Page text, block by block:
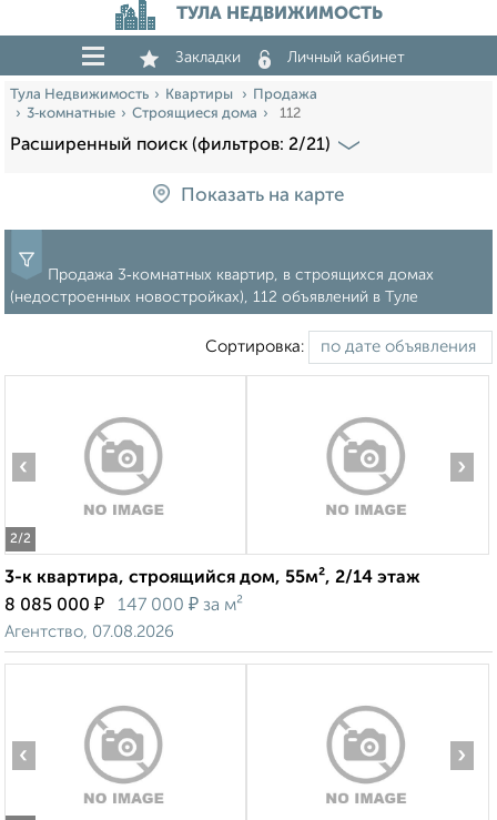
ТУЛА НЕДВИЖИМОСТЬ
Закладки Личный кабинет
Тула Недвижимость Квартиры
Продажа
3‑комнатные
Строящиеся дома 112
Расширенный поиск (фильтров: 2/21)
Показать на карте
Продажа 3‑комнатных квартир, в строящихся домах
(недостроенных новостройках), 112 объявлений в Туле
Сортировка:
2/2
‹ ›
3-к квартира, строящийся дом, 55м², 2/14 этаж
8 085 000 ₽ 147 000 ₽ за м²
Агентство, 07.08.2026
‹ ›